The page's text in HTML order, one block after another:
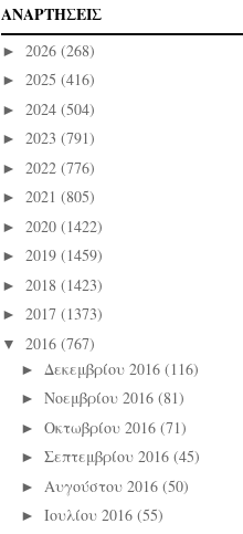
ΑΝΑΡΤΗΣΕΙΣ
► 2026 (268)
► 2025 (416)
► 2024 (504)
► 2023 (791)
► 2022 (776)
► 2021 (805)
► 2020 (1422)
► 2019 (1459)
► 2018 (1423)
► 2017 (1373)
▼ 2016 (767)
► Δεκεμβρίου 2016 (116)
► Νοεμβρίου 2016 (81)
► Οκτωβρίου 2016 (71)
► Σεπτεμβρίου 2016 (45)
► Αυγούστου 2016 (50)
► Ιουλίου 2016 (55)